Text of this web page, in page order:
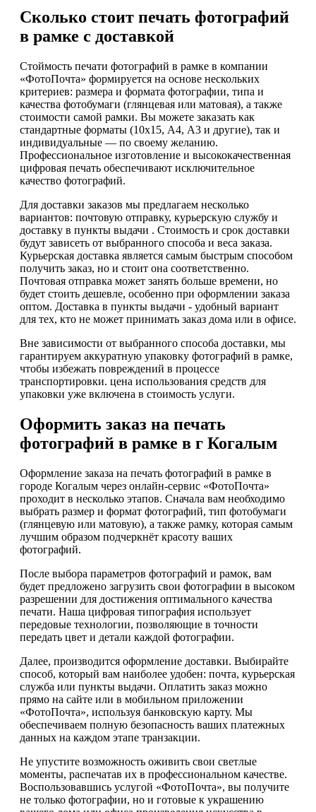
Сколько стоит печать фотографий
в рамке с доставкой
Стоймость печати фотографий в рамке в компании
«ФотоПочта» формируется на основе нескольких
критериев: размера и формата фотографии, типа и
качества фотобумаги (глянцевая или матовая), а также
стоимости самой рамки. Вы можете заказать как
стандартные форматы (10х15, А4, А3 и другие), так и
индивидуальные — по своему желанию.
Профессиональное изготовление и высококачественная
цифровая печать обеспечивают исключительное
качество фотографий.
Для доставки заказов мы предлагаем несколько
вариантов: почтовую отправку, курьерскую службу и
доставку в пункты выдачи . Стоимость и срок доставки
будут зависеть от выбранного способа и веса заказа.
Курьерская доставка является самым быстрым способом
получить заказ, но и стоит она соответственно.
Почтовая отправка может занять больше времени, но
будет стоить дешевле, особенно при оформлении заказа
оптом. Доставка в пункты выдачи - удобный вариант
для тех, кто не может принимать заказ дома или в офисе.
Вне зависимости от выбранного способа доставки, мы
гарантируем аккуратную упаковку фотографий в рамке,
чтобы избежать повреждений в процессе
транспортировки. цена использования средств для
упаковки уже включена в стоимость услуги.
Оформить заказ на печать
фотографий в рамке в г Когалым
Оформление заказа на печать фотографий в рамке в
городе Когалым через онлайн-сервис «ФотоПочта»
проходит в несколько этапов. Сначала вам необходимо
выбрать размер и формат фотографий, тип фотобумаги
(глянцевую или матовую), а также рамку, которая самым
лучшим образом подчеркнёт красоту ваших
фотографий.
После выбора параметров фотографий и рамок, вам
будет предложено загрузить свои фотографии в высоком
разрешении для достижения оптимального качества
печати. Наша цифровая типография использует
передовые технологии, позволяющие в точности
передать цвет и детали каждой фотографии.
Далее, производится оформление доставки. Выбирайте
способ, который вам наиболее удобен: почта, курьерская
служба или пункты выдачи. Оплатить заказ можно
прямо на сайте или в мобильном приложении
«ФотоПочта», используя банковскую карту. Мы
обеспечиваем полную безопасность ваших платежных
данных на каждом этапе транзакции.
Не упустите возможность оживить свои светлые
моменты, распечатав их в профессиональном качестве.
Воспользовавшись услугой «ФотоПочта», вы получите
не только фотографии, но и готовые к украшению